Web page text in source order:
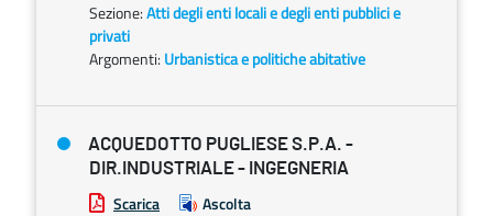
Sezione:Atti degli enti locali e degli enti pubblici e
privati
Argomenti: Urbanistica e politiche abitative
ACQUEDOTTO PUGLIESE S.P.A. -
DIR.INDUSTRIALE - INGEGNERIA
Scarica Ascolta